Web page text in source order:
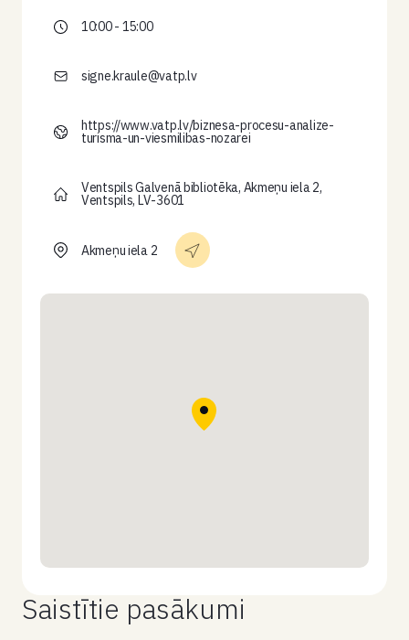
10:00 - 15:00
signe.kraule@vatp.lv
https://www.vatp.lv/biznesa-procesu-analize-
turisma-un-viesmilibas-nozarei
Ventspils Galvenā bibliotēka, Akmeņu iela 2,
Ventspils, LV-3601
Akmeņu iela 2
Saistītie pasākumi